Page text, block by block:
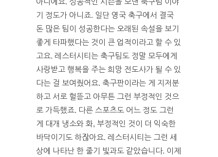
기 정도가 아니죠. 일단 영국 축구에서 결국
돈 많은 팀이 성공한다는 오래된 속설을 보기
좋게 타파했다는 것이 큰 업적이라고 할 수 있
고요. 레스터시티는 축구팀도 정말 모두에게
사랑받고 행복을 주는 희망 전도사가 될 수 있
다는 걸 보여줬어요. 축구판이라는 게 지저분
하고 서로 헐뜯고 아무튼 그런 부정적인 것으
로 가득했죠. 다른 스포츠도 어느 정도 그런
게 대개 냉소와 화, 부정적인 것이 더 익숙한
바닥이기도 하잖아요. 레스터시티는 그런 세
상에 나타난 한 줄기 빛과도 같았습니다. 이제